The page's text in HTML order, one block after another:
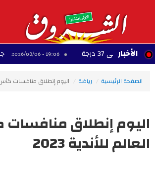
الأخبار37 درجة 19:06 - 2026/08/06 جامعة
الصفحة الرئيسية رياضة اليوم إنطلاق منافسات كأس
اليوم إنطلاق
العالم للأندية 2023